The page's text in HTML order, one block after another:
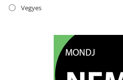
Vegyes